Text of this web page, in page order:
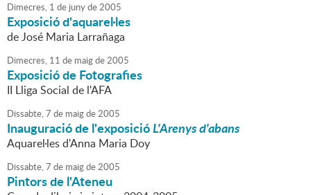
Dimecres, 1 de junyde2005
Exposició d'aquarel·les
de José Maria Larrañaga
Dimecres, 11 de maigde2005
Exposició de Fotografies
II Lliga Social de l'AFA
Dissabte,7 de maigde2005
Inauguració de l'exposicióL'Arenys d'abans
Aquarel·les d'Anna Maria Doy
Dissabte,7 de maigde2005
Pintors de l'Ateneu